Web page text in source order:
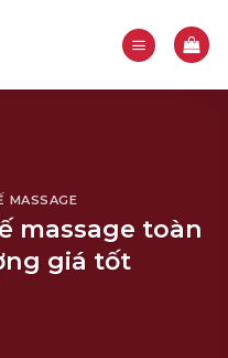
MASSAGE
massage toàn
giá tốt